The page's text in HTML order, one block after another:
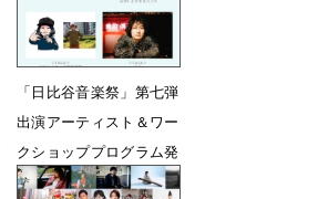
「日比谷音楽祭」第七弾
出演アーティスト＆ワー
クショッププログラム発
表